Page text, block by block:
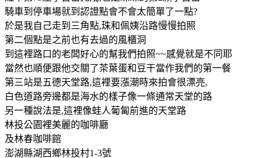
騎車到停車場就到認證點會不會太簡單了一點?
於是我自己走到三角點,珠和佩姨沿路慢慢拍照
第二個點是之前也有去過的風櫃洞
到這裡路口的老闆好心的幫我們拍照~~感覺就是不同耶
當然也順便跟他交關了茶葉蛋和豆干當作我們的第一餐
第三站是五德天堂路,這裡要漲潮時來拍會很漂亮,
白色道路旁邊都是海水的樣子像一條通常天堂的路
另一種說法是,這裡像蛙人葡匐前進的天堂路
林投公園裡美麗的咖啡廳
及林春咖啡館
澎湖縣湖西鄉林投村1-3號